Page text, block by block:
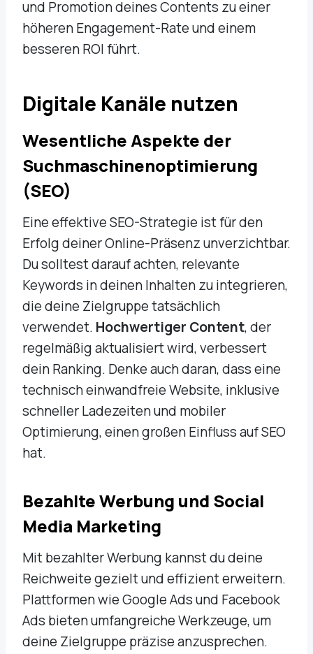
und Promotion deines Contents zu einer
höheren Engagement-Rate und einem
besseren ROI führt.
Digitale Kanäle nutzen
Wesentliche Aspekte der
Suchmaschinenoptimierung
(SEO)
Eine effektive SEO-Strategie ist für den
Erfolg deiner Online-Präsenz unverzichtbar.
Du solltest darauf achten, relevante
Keywords in deinen Inhalten zu integrieren,
die deine Zielgruppe tatsächlich
verwendet. Hochwertiger Content, der
regelmäßig aktualisiert wird, verbessert
dein Ranking. Denke auch daran, dass eine
technisch einwandfreie Website, inklusive
schneller Ladezeiten und mobiler
Optimierung, einen großen Einfluss auf SEO
hat.
Bezahlte Werbung und Social
Media Marketing
Mit bezahlter Werbung kannst du deine
Reichweite gezielt und effizient erweitern.
Plattformen wie Google Ads und Facebook
Ads bieten umfangreiche Werkzeuge, um
deine Zielgruppe präzise anzusprechen.